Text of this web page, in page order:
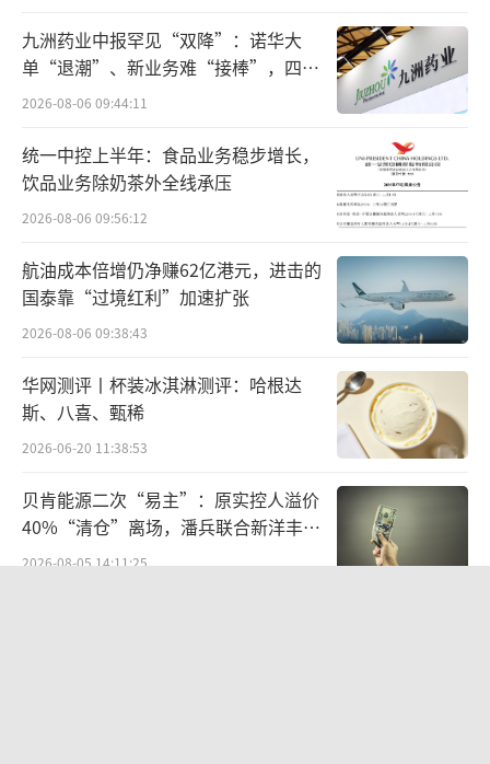
募投项目进度放缓
步提高产能储备，为公司长远发展奠定基础。
当年8月，公司募资近24亿元，用于实施6大产
能项目，合计增加卤制肉制品及副产品加工年
产能16万吨。
时隔3年，可选消费品受外部环境影响，消
九洲药业中报罕见“双降”：诺华大
单“退潮”、新业务难“接棒”，四大
难关待闯
2026-08-06 09:44:11
统一中控上半年：食品业务稳步增长，
饮品业务除奶茶外全线承压
2026-08-06 09:56:12
航油成本倍增仍净赚62亿港元，进击的
国泰靠“过境红利”加速扩张
2026-08-06 09:38:43
华网测评丨杯装冰淇淋测评：哈根达
斯、八喜、甄稀
2026-06-20 11:38:53
贝肯能源二次“易主”：原实控人溢价
40%“清仓”离场，潘兵联合新洋丰、
宏科百世拟入主
2026-08-05 14:11:25